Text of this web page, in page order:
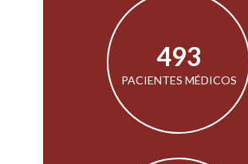
887
PACIENTES MÉDICOS